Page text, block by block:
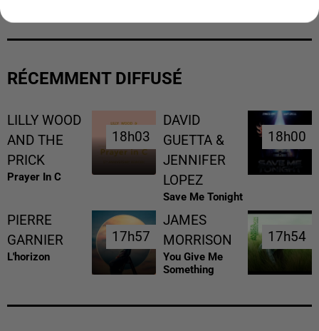
RÉCEMMENT DIFFUSÉ
LILLY WOOD
AND THE
PRICK
Prayer In C
18h03
18h03
DAVID
GUETTA &
JENNIFER
LOPEZ
Save Me Tonight
18h00
18h00
PIERRE
GARNIER
L'horizon
17h57
17h57
JAMES
MORRISON
You Give Me
Something
17h54
17h54